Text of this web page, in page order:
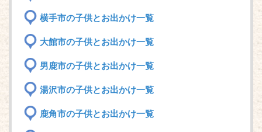
横手市の子供とお出かけ一覧
大館市の子供とお出かけ一覧
男鹿市の子供とお出かけ一覧
湯沢市の子供とお出かけ一覧
鹿角市の子供とお出かけ一覧